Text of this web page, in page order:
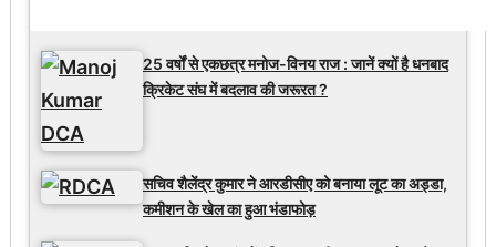
25 वर्षों से एकछत्र मनोज-विनय राज : जानें क्यों है धनबाद
क्रिकेट संघ में बदलाव की जरूरत ?
सचिव शैलेंद्र कुमार ने आरडीसीए को बनाया लूट का अड्डा,
कमीशन के खेल का हुआ भंडाफोड़